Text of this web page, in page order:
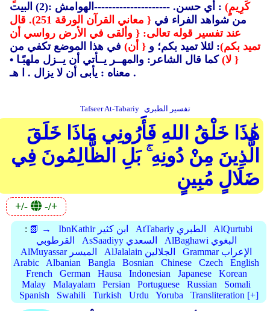
كَرِيمٍ) : أي حسن. ---------------------الهوامش :(2)
البيت
من شواهد الفراء في
{ معاني القرآن الورقة 251). قال
عند تفسير قوله تعالى: { وألقى في الأرض رواسي أن
تميد بكم): لئلا تميد بكم؛ و { أن) في هذا الموضع تكفي من
{ لا) كما قال الشاعر: والمهــر يــأتي أن يــزل ملهبًـا •
معناه : يأبى أن لا يزال . ا هـ .
Tafseer At-Tabariy تفسير الطبري
هَٰذَا خَلْقُ اللهِ فَأَرُونِي مَاذَا خَلَقَ
الَّذِينَ مِنْ دُونِهِ ۚ بَلِ الظَّالِمُونَ فِي
ضَلَالٍ مُبِينٍ
+/- -/+
: 📗 → IbnKathir ابن كثير AtTabariy الطبري
AlQurtubi
القرطوبي
AsSaadiyy السعدي
AlBaghawi البغوي
AlMuyassar الميسر
AlJalalain الجلالين
Grammar الإعراب
Arabic
Albanian Bangla Bosnian Chinese Czech
English
French
German Hausa Indonesian Japanese
Korean
Malay
Malayalam Persian Portuguese Russian
Somali
Spanish
Swahili Turkish Urdu Yoruba Transliteration [+]